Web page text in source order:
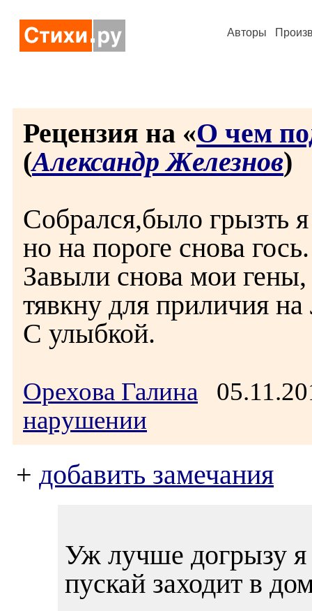
Авторы
Рецензия на «О чем
(Александр Железнов)
Собрался,было грызть я
но на пороге снова гось.
Завыли снова мои гены,
тявкну для приличия
С улыбкой.
Орехова Галина
нарушении
+ добавить замечания
Уж лучше догрызу я
пускай заходит в